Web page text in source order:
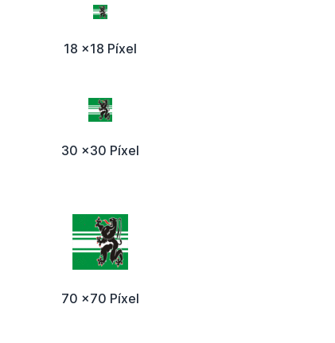
18 x18 Píxel
30 x30 Píxel
70 x70 Píxel